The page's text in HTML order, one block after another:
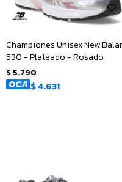
Championes Unisex New
530 - Plateado - Rosado
$ 5.790
$4.631